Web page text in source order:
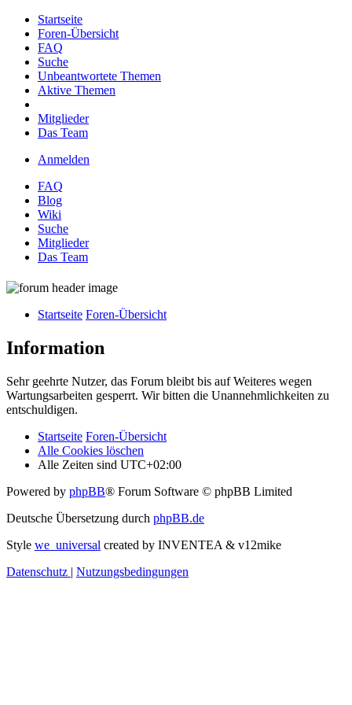
Startseite
Foren-Übersicht
FAQ
Suche
Unbeantwortete Themen
Aktive Themen
Mitglieder
Das Team
Anmelden
FAQ
Blog
Wiki
Suche
Mitglieder
Das Team
Startseite Foren-Übersicht
Information
Sehr geehrte Nutzer, das Forum bleibt bis auf Weiteres wegen
Wartungsarbeiten gesperrt. Wir bitten die Unannehmlichkeiten zu
entschuldigen.
Startseite Foren-Übersicht
Alle Cookies löschen
Alle Zeiten sind UTC+02:00
Powered by phpBB® Forum Software © phpBB Limited
Deutsche Übersetzung durch phpBB.de
Style we_universal created by INVENTEA & v12mike
Datenschutz | Nutzungsbedingungen